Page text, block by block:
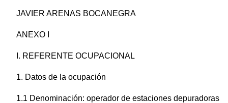
JAVIER ARENAS BOCANEGRA
ANEXO I
I. REFERENTE OCUPACIONAL
1. Datos de la ocupación
1.1 Denominación: operador de estaciones depuradoras